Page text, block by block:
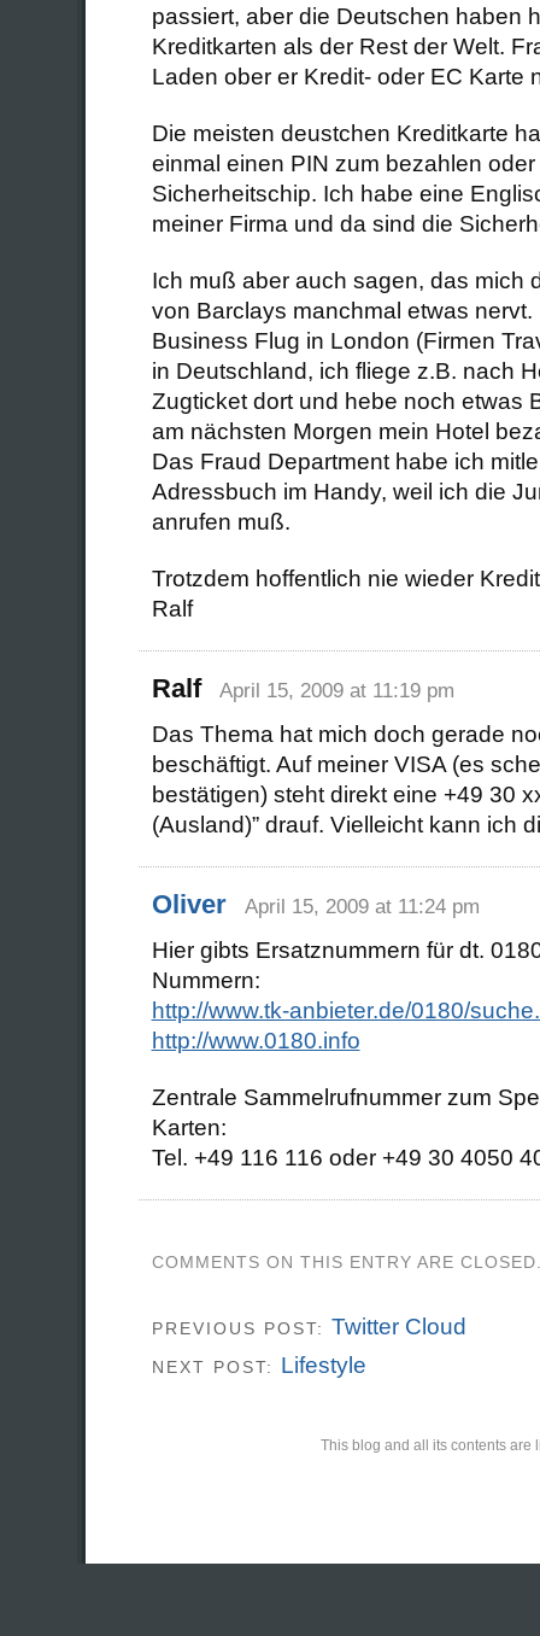
passiert, aber die Deutschen haben
Kreditkarten als der Rest der Welt.
Laden ober er Kredit- oder EC Karte
Die meisten deustchen Kreditkarte
einmal einen PIN zum bezahlen
Sicherheitschip. Ich habe eine
meiner Firma und da sind die
Ich muß aber auch sagen, das mich
von Barclays manchmal etwas
Business Flug in London (Firmen
in Deutschland, ich fliege z.B. nach
Zugticket dort und hebe noch etwas
am nächsten Morgen mein Hotel
Das Fraud Department habe ich
Adressbuch im Handy, weil ich die
anrufen muß.
Trotzdem hoffentlich nie wieder
Ralf
Ralf April 15, 2009 at 11:19 pm
Das Thema hat mich doch gerade
beschäftigt. Auf meiner VISA (es
bestätigen) steht direkt eine +49 30
(Ausland)” drauf. Vielleicht kann ich
Oliver April 15, 2009 at 11:24 pm
Hier gibts Ersatznummern für dt.
Nummern:
http://www.tk-anbieter.de/0180/
http://www.0180.info
Zentrale Sammelrufnummer zum
Karten:
Tel. +49 116 116 oder +49 30 4050
COMMENTS ON THIS ENTRY ARE
PREVIOUS POST: Twitter Cloud
NEXT POST: Lifestyle
This blog and all its contents are